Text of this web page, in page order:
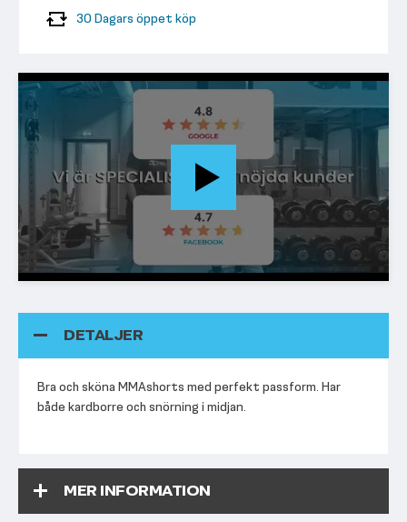
30 Dagars öppet köp
DETALJER
Bra och sköna MMAshorts med perfekt passform. Har
både kardborre och snörning i midjan.
MER INFORMATION